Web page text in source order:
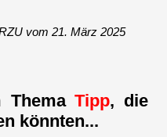
vom 21. März 2025
ThemaTipp, die
könnten...